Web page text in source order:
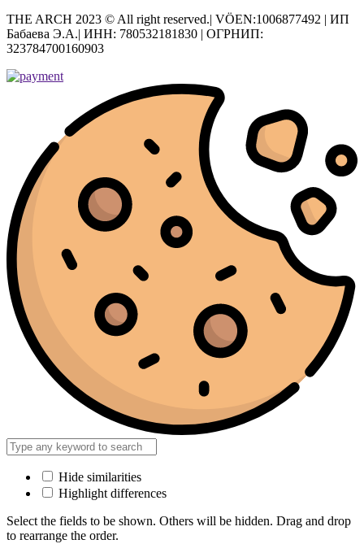
THE ARCH 2023 © All right reserved.| VÖEN:1006877492 | ИП
Бабаева Э.А.| ИНН: 780532181830 | ОГРНИП:
323784700160903
Hide similarities
Highlight differences
Select the fields to be shown. Others will be hidden. Drag and drop
to rearrange the order.